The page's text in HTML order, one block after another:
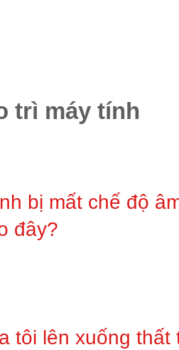
trì máy tính
bị mất chế độ
đây?
tôi lên xuống